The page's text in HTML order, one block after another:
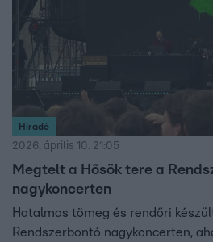
Híradó
2026. április 10. 21:05
Megtelt a Hősök tere a
nagykoncerten
Hatalmas tömeg és rendőri
Rendszerbontó nagykoncerten,